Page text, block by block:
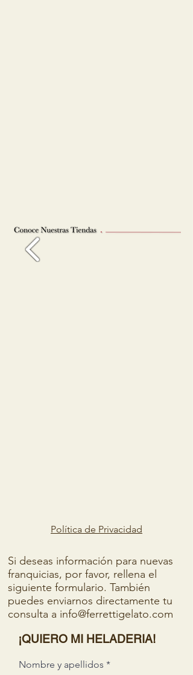
Política de Privacidad
Si deseas información para nuevas
franquicias, por favor, rellena el
siguiente formulario. También
puedes enviarnos directamente tu
consulta a info@ferrettigelato.com
¡QUIERO MI HELADERIA!
Nombre y apellidos